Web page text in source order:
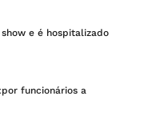
e é hospitalizado
funcionários a